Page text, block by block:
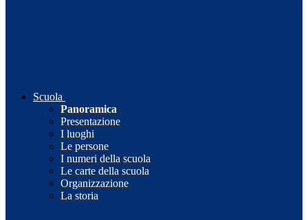
Scuola
Panoramica
Presentazione
I luoghi
Le persone
I numeri della scuola
Le carte della scuola
Organizzazione
La storia